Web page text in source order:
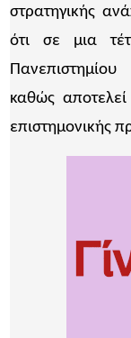
στρατηγικής
ότι σε μια
καθώς
επιστημονικής